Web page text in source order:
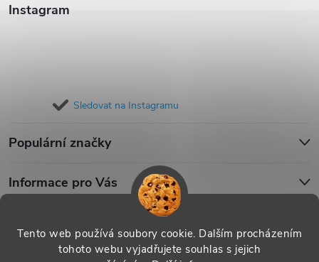
Tento web používá soubory cookie. Dalším procházením
tohoto webu vyjadřujete souhlas s jejich
Instagram
Sledovat na Instagramu
Populární značky
Informace pro Vás